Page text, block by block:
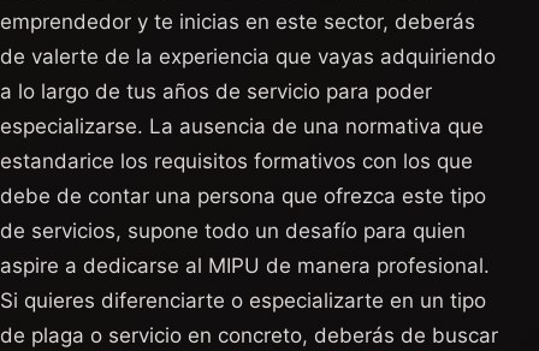
emprendedor y te inicias en este sector, deberás
de valerte de la experiencia que vayas adquiriendo
a lo largo de tus años de servicio para poder
especializarse. La ausencia de una normativa que
estandarice los requisitos formativos con los que
debe de contar una persona que ofrezca este tipo
de servicios, supone todo un desafío para quien
aspire a dedicarse al MIPU de manera profesional.
Si quieres diferenciarte o especializarte en un tipo
de plaga o servicio en concreto, deberás de buscar